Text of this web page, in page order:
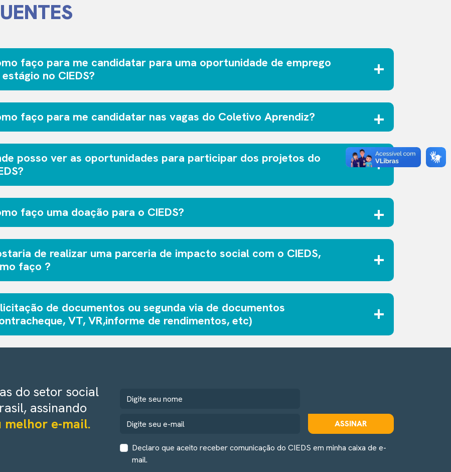
faço para me candidatar para uma oportunidade de emprego
no CIEDS?
faço para me candidatar nas vagas do Coletivo Aprendiz?
posso ver as oportunidades para participar dos projetos do
faço uma doação para o CIEDS?
de realizar uma parceria de impacto social com o CIEDS,
faço ?
de documentos ou segunda via de documentos
VT, VR,informe de rendimentos, etc)
do setor social
assinando
melhor e-mail. ASSINAR
Declaro que aceito receber comunicação do CIEDS em minha caixa de e-
mail.